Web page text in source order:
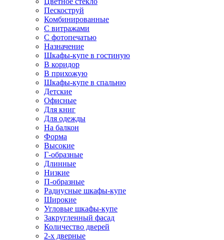
Пескоструй
Комбинированные
С витражами
С фотопечатью
Назначение
Шкафы-купе в гостиную
В коридор
В прихожую
Шкафы-купе в спальню
Детские
Офисные
Для книг
Для одежды
На балкон
Форма
Высокие
Г-образные
Длинные
Низкие
П-образные
Радиусные шкафы-купе
Широкие
Угловые шкафы-купе
Закругленный фасад
Количество дверей
2-х дверные